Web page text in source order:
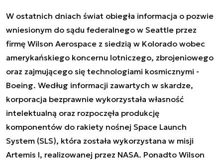
W ostatnich dniach świat obiegła informacja o pozwie
wniesionym do sądu federalnego w Seattle przez
firmę Wilson Aerospace z siedzią w Kolorado wobec
amerykańskiego koncernu lotniczego, zbrojeniowego
oraz zajmującego się technologiami kosmicznymi -
Boeing. Według informacji zawartych w skardze,
korporacja bezprawnie wykorzystała własność
intelektualną oraz rozpoczęła produkcję
komponentów do rakiety nośnej Space Launch
System (SLS), która została wykorzystana w misji
Artemis I, realizowanej przez NASA. Ponadto Wilson